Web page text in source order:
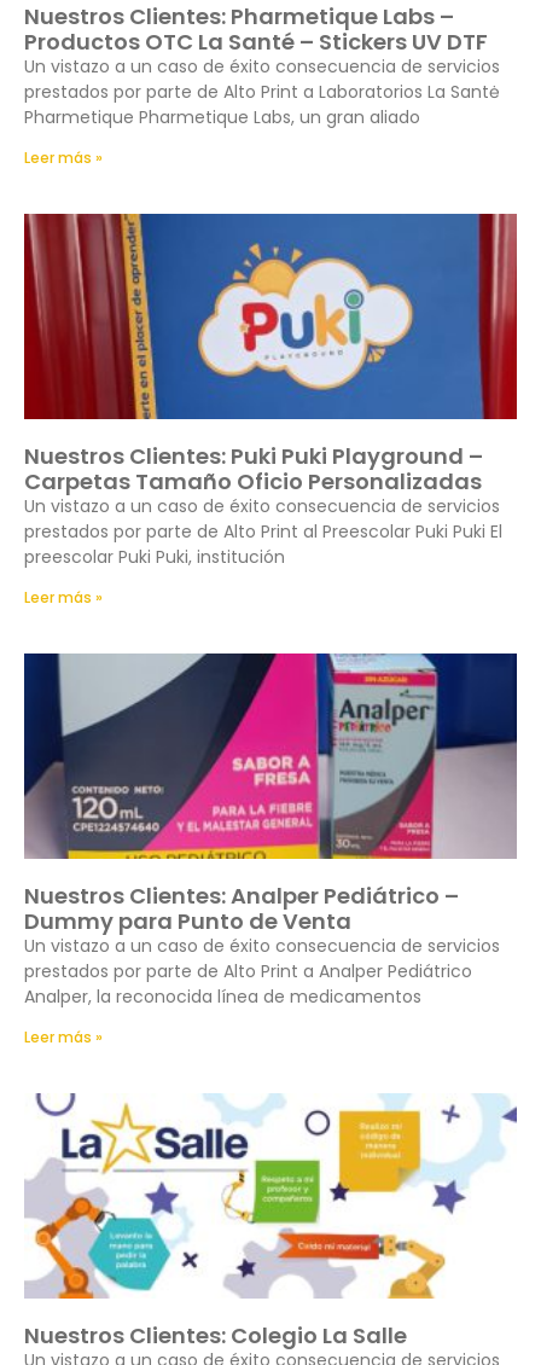
Nuestros Clientes: Pharmetique Labs –
Productos OTC La Santé – Stickers UV DTF
Un vistazo a un caso de éxito consecuencia de servicios
prestados por parte de Alto Print a Laboratorios La Santė
Pharmetique Pharmetique Labs, un gran aliado
Leer más »
Nuestros Clientes: Puki Puki Playground –
Carpetas Tamaño Oficio Personalizadas
Un vistazo a un caso de éxito consecuencia de servicios
prestados por parte de Alto Print al Preescolar Puki Puki El
preescolar Puki Puki, institución
Leer más »
Nuestros Clientes: Analper Pediátrico –
Dummy para Punto de Venta
Un vistazo a un caso de éxito consecuencia de servicios
prestados por parte de Alto Print a Analper Pediátrico
Analper, la reconocida línea de medicamentos
Leer más »
Nuestros Clientes: Colegio La Salle